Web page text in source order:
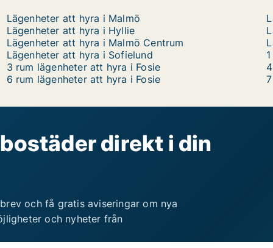
Lägenheter att hyra i Malmö
Lägenheter att hyra i Hyllie
Lägenheter att hyra i Malmö Centrum
Lägenheter att hyra i Sofielund
3 rum lägenheter att hyra i Fosie
6 rum lägenheter att hyra i Fosie
direkt i din
och få gratis aviseringar om nya
och nyheter från